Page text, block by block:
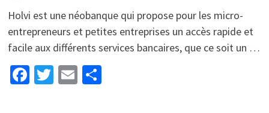
Holvi est une néobanque qui propose pour les micro-
entrepreneurs et petites entreprises un accès rapide et
facile aux différents services bancaires, que ce soit un …
Facebook
Twitter
EmailPartager